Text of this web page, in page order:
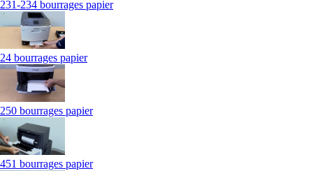
231-234 bourrages papier
24 bourrages papier
250 bourrages papier
451 bourrages papier